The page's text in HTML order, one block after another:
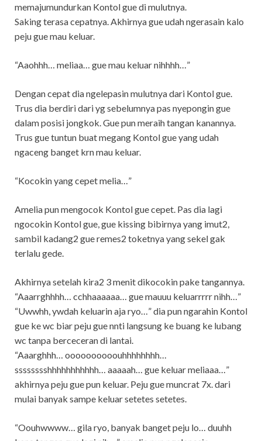
memajumundurkan Kontol gue di mulutnya.
Saking terasa cepatnya. Akhirnya gue udah ngerasain kalo
peju gue mau keluar.
“Aaohhh… meliaa… gue mau keluar nihhhh…”
Dengan cepat dia ngelepasin mulutnya dari Kontol gue.
Trus dia berdiri dari yg sebelumnya pas nyepongin gue
dalam posisi jongkok. Gue pun meraih tangan kanannya.
Trus gue tuntun buat megang Kontol gue yang udah
ngaceng banget krn mau keluar.
“Kocokin yang cepet melia…”
Amelia pun mengocok Kontol gue cepet. Pas dia lagi
ngocokin Kontol gue, gue kissing bibirnya yang imut2,
sambil kadang2 gue remes2 toketnya yang sekel gak
terlalu gede.
Akhirnya setelah kira2 3 menit dikocokin pake tangannya.
“Aaarrghhhh… cchhaaaaaa… gue mauuu keluarrrrr nihh…”
“Uwwhh, ywdah keluarin aja ryo…” dia pun ngarahin Kontol
gue ke wc biar peju gue nnti langsung ke buang ke lubang
wc tanpa berceceran di lantai.
“Aaarghhh… oooooooooouhhhhhhhh…
sssssssshhhhhhhhhhh… aaaaah… gue keluar meliaaa…”
akhirnya peju gue pun keluar. Peju gue muncrat 7x. dari
mulai banyak sampe keluar setetes setetes.
“Oouhwwww… gila ryo, banyak banget peju lo… duuhh